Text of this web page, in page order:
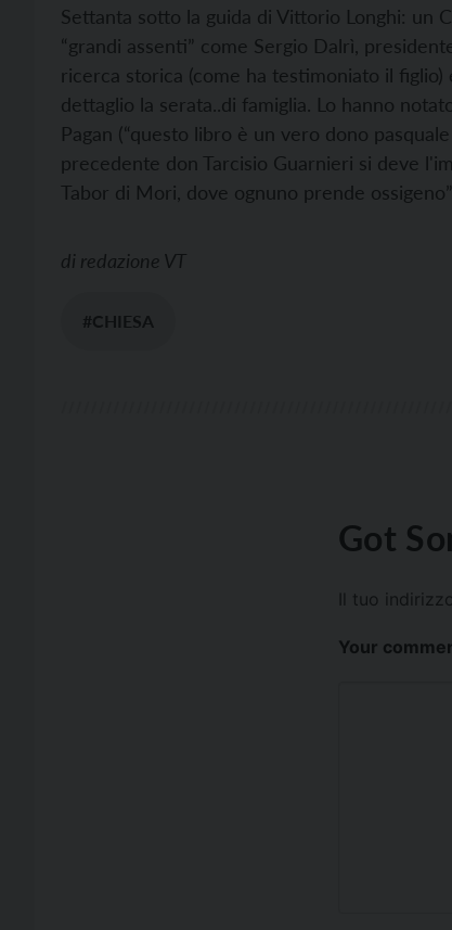
Settanta sotto la guida di Vittorio Longhi: un
“grandi assenti” come Sergio Dalrì,
ricerca storica (come ha testimoniato il
dettaglio la serata..di famiglia. Lo hanno
Pagan (“questo libro è un vero dono
precedente don Tarcisio Guarnieri si deve
Tabor di Mori, dove ognuno prende
di redazione VT
#CHIESA
Got
Il tuo
Your